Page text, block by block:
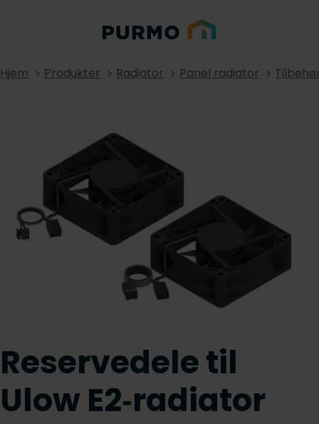
Hjem Produkter Radiator Panel radiator
Reservedele til
Ulow E2‑radiator